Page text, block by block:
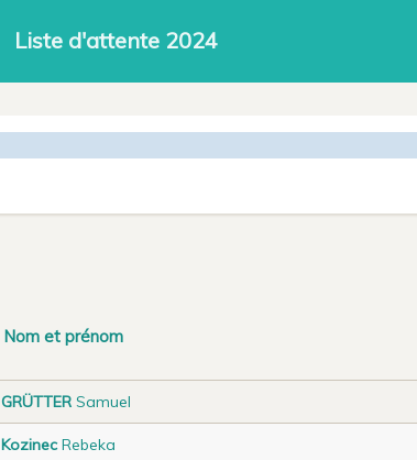
Liste d'attente 2024
Nom et prénom
GRÜTTER Samuel
KozinecRebeka